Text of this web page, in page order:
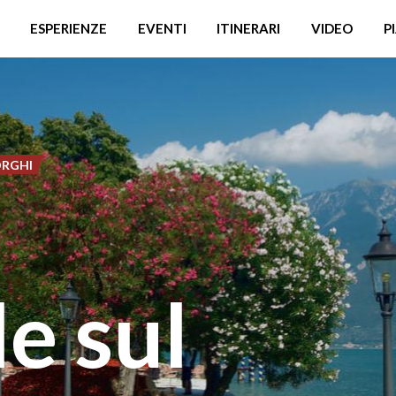
ESPERIENZE EVENTI ITINERARI VIDEO
sul